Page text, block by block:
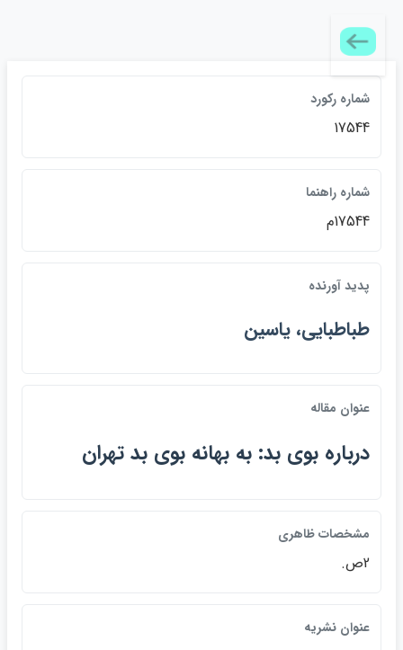
شماره رکورد
17544
شماره راهنما
17544م
پديد آورنده
طباطبايي، ياسين
عنوان مقاله
درباره بوي بد: به بهانه بوي بد تهران
مشخصات ظاهري
2ص.
عنوان نشريه